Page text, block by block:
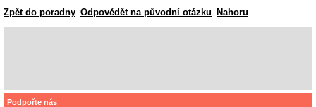
Zpět do poradny Odpovědět na původní otázku Nahoru
Podpořte nás